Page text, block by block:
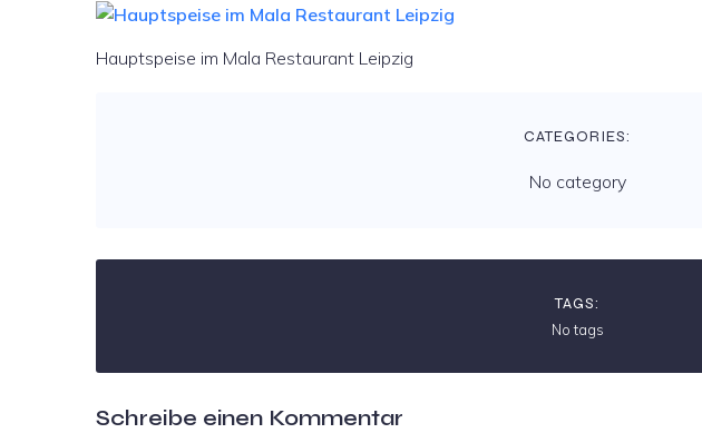
Hauptspeise im Mala Restaurant Leipzig
CATEGORIES:
No category
TAGS:
No tags
Schreibe einen Kommentar